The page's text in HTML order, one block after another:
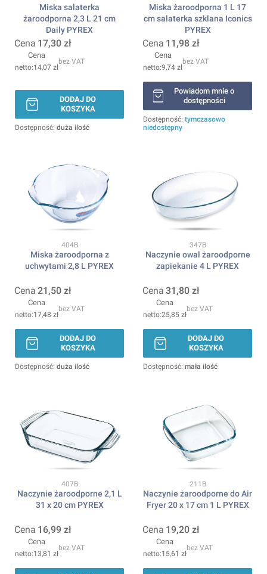
Miska salaterka
żaroodporna 2,3 L 21 cm
Daily PYREX
Cena 17,30 zł
Cena
14,07 zł
bez VAT
DODAJ DO
KOSZYKA
Dostępność: duża ilość
Miska żaroodporna 1 L 17
cm salaterka szklana Iconics
PYREX
Cena 11,98 zł
Cena
9,74 zł
bez VAT
Powiadom mnie o
dostępności
Dostępność: tymczasowo
niedostępny
Kod produktu
404B
Miska żaroodporna z
uchwytami 2,8 L PYREX
Cena 21,50 zł
Cena
17,48 zł
bez VAT
DODAJ DO
KOSZYKA
Dostępność: duża ilość
Kod produktu
347B
Naczynie owal żaroodporne
zapiekanie 4 L PYREX
Cena 31,80 zł
Cena
25,85 zł
bez VAT
DODAJ DO
KOSZYKA
Dostępność: mała ilość
Kod produktu
407B
Naczynie żaroodporne 2,1 L
31 x 20 cm PYREX
Cena 16,99 zł
Cena
13,81 zł
bez VAT
Kod produktu
211B
Naczynie żaroodporne do Air
Fryer 20 x 17 cm 1 L PYREX
Cena 19,20 zł
Cena
15,61 zł
bez VAT